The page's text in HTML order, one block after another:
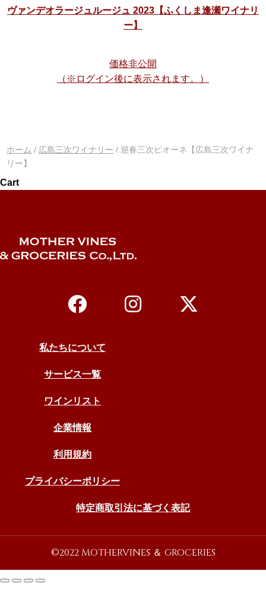
ヴァンデオラージュルージュ 2023【ふくしま逢瀬ワイナリ
ー】
価格非公開
（※ログイン後に表示されます。）
ホーム / 広島三次ワイナリー / 迎春三次ピオーネ【広島三次ワイナ
リー】
Cart
私たちについて
サービス一覧
ワインリスト
企業情報
利用規約
プライバシーポリシー
特定商取引法に基づく表記
©2022 MOTHERVINES ＆ GROCERIES